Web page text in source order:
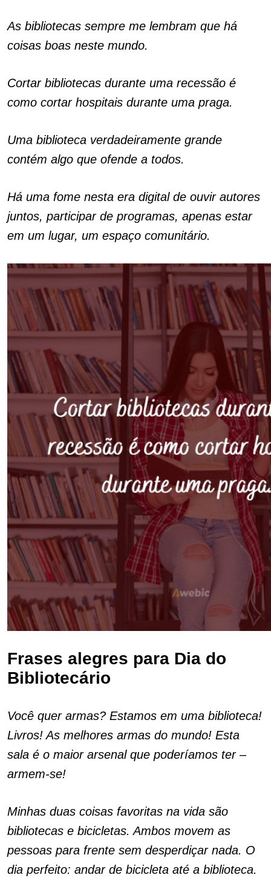
As bibliotecas sempre me lembram que há
coisas boas neste mundo.
Cortar bibliotecas durante uma recessão é
como cortar hospitais durante uma praga.
Uma biblioteca verdadeiramente grande
contém algo que ofende a todos.
Há uma fome nesta era digital de ouvir autores
juntos, participar de programas, apenas estar
em um lugar, um espaço comunitário.
Frases alegres para Dia do
Bibliotecário
Você quer armas? Estamos em uma biblioteca!
Livros! As melhores armas do mundo! Esta
sala é o maior arsenal que poderíamos ter –
armem-se!
Minhas duas coisas favoritas na vida são
bibliotecas e bicicletas. Ambos movem as
pessoas para frente sem desperdiçar nada. O
dia perfeito: andar de bicicleta até a biblioteca.